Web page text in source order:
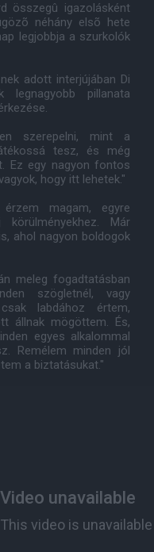
összegû igazolásként
néhány elsõ hete
legjobbja a szurkolók
adott interjújában Di
pillanata
szerepelni, mint a
tesz, és még
Ez egy nagyon fontos
hogy itt lehetek."
magam, egyre
Már
ahol nagyon boldogok
meleg fogadtatásban
szögletnél, vagy
labdához értem,
állnak mögöttem. És,
egyes alkalommal
Remélem minden jól
a biztatásukat."